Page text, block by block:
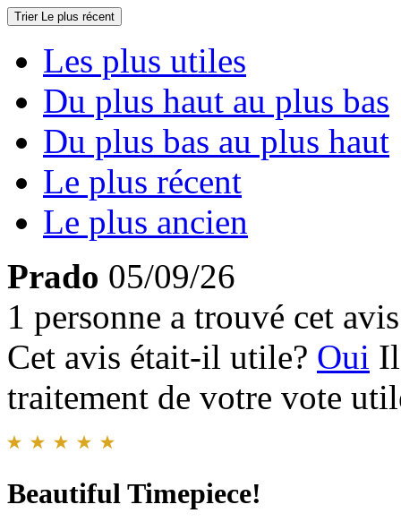
Trier Le plus récent
Les plus utiles
Du plus haut au plus bas
Du plus bas au plus haut
Le plus récent
Le plus ancien
Prado 05/09/26
1 personne a trouvé cet
Cet avis était-il utile? Oui
traitement de votre vote
Beautiful Timepiece!